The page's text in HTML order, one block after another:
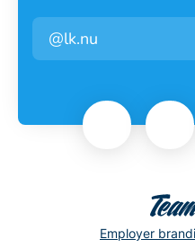
@lk.nu
Employer